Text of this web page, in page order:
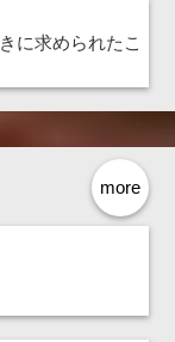
に求められたこ
more